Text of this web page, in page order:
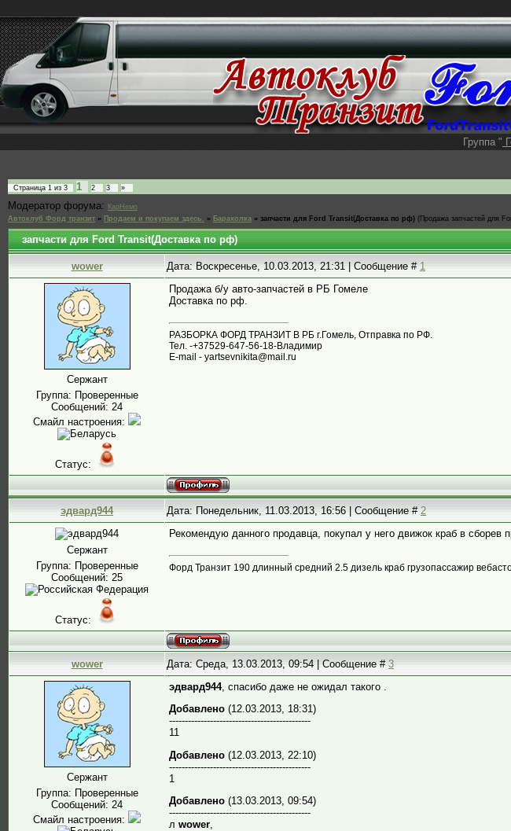
Группа "
Страница 1 из 3 1 2 3 »
Модератор форума:
КарНемо
Автоклуб Форд транзит » Продаем и покупаем здесь. » Барахолка » запчасти для Ford Transit(Доставка по рф) (Продажа запчастей для
запчасти для Ford Transit(Доставка по рф)
wower Дата: Воскресенье, 10.03.2013, 21:31 | Сообщение #1
Сержант
Группа: Проверенные
Сообщений: 24
Смайл настроения:
Статус:
Продажа б/у авто-запчастей в РБ Гомеле
Доставка по рф.
РАЗБОРКА ФОРД ТРАНЗИТ В РБ г.Гомель, Отправка по РФ.
Тел. -+37529-647-56-18-Владимир
E-mail - yartsevnikita@mail.ru
эдвард944 Дата: Понедельник, 11.03.2013, 16:56 | Сообщение #2
Сержант
Группа: Проверенные
Сообщений: 25
Статус:
Рекомендую данного продавца, покупал у него движок краб в сборев
Форд Транзит 190 длинный средний 2.5 дизель краб грузопассажир
wower Дата: Среда, 13.03.2013, 09:54 | Сообщение #3
Сержант
Группа: Проверенные
Сообщений: 24
Смайл настроения:
эдвард944, спасибо даже не ожидал такого .
Добавлено (12.03.2013, 18:31)
---------------------------------------------
11
Добавлено (12.03.2013, 22:10)
---------------------------------------------
1
Добавлено (13.03.2013, 09:54)
---------------------------------------------
л wower